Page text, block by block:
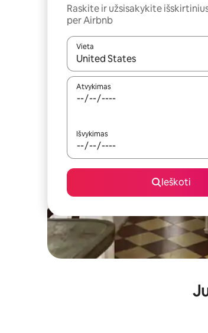
Raskite ir užsisakykite
per Airbnb
Vieta
Kai pasirodys paieškos
Atvykimas
Išvykimas
Ieškoti